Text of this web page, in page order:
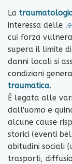
La
interessa delle
cui forza
supera il limite
danni locali si
condizioni
traumatica.
È legata alle
dall'uomo e
alcune cause
storici (eventi
abitudini sociali
trasporti,